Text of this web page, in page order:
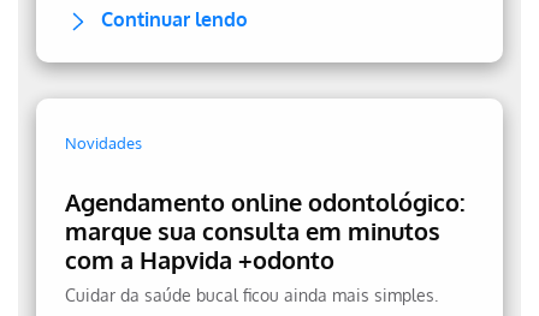
Continuar lendo
Novidades
Agendamento online odontológico:
marque sua consulta em minutos
com a Hapvida +odonto
Cuidar da saúde bucal ficou ainda mais simples.